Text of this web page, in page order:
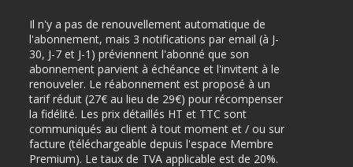
Il n'y a pas de renouvellement automatique de
l'abonnement, mais 3 notifications par email (à J-
30, J-7 et J-1) préviennent l'abonné que son
abonnement parvient à échéance et l'invitent à le
renouveler. Le réabonnement est proposé à un
tarif réduit (27€ au lieu de 29€) pour récompenser
la fidélité. Les prix détaillés HT et TTC sont
communiqués au client à tout moment et / ou sur
facture (téléchargeable depuis l'espace Membre
Premium). Le taux de TVA applicable est de 20%.